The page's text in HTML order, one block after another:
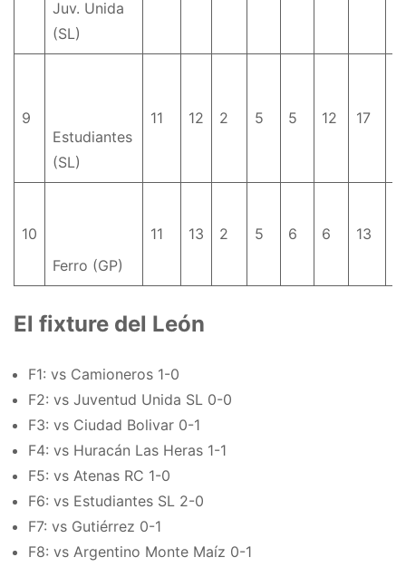
Juv. Unida
(SL)
9
Estudiantes
(SL)
11 12 2 5 5 12 17
10
Ferro (GP)
11 13 2 5 6 6 13
El fixture del León
F1: vs Camioneros 1-0
F2: vs Juventud Unida SL 0-0
F3: vs Ciudad Bolivar 0-1
F4: vs Huracán Las Heras 1-1
F5: vs Atenas RC 1-0
F6: vs Estudiantes SL 2-0
F7: vs Gutiérrez 0-1
F8: vs Argentino Monte Maíz 0-1